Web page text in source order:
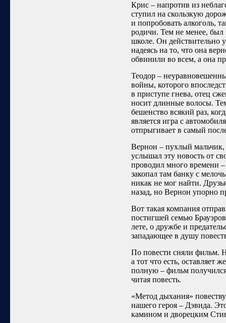
Крис – напротив из
ступил на скользкую
и попробовать алкоголь,
родичи. Тем не менее,
школе. Он действительно
надеясь на то, что она
обвинили во всем, а она
Теодор –
войны, которого
в приступе гнева, отец
носит длинные волосы.
бешенство всякий раз,
является игра с
отпрыгивает в самый
Вернон – пухлый
услышал эту новость от
проводил много времени
закопал там банку с
никак не мог найти.
назад, но Вернон упорно
Вот такая компания
постигшей семью
лете, о дружбе и
западающее в душу
По повести сняли фильм.
а тот что есть, оставляет
полную – фильм
читая повесть.
«Метод дыхания»
нашего героя – Дэвида.
камином и дворецким